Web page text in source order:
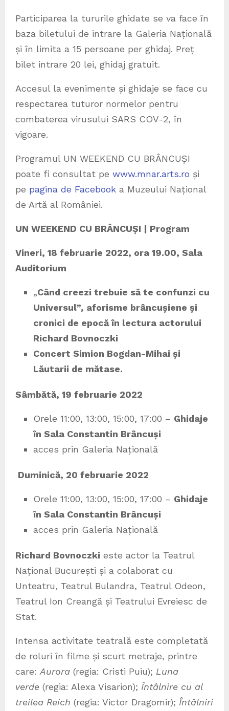
Participarea la tururile ghidate se va face în
baza biletului de intrare la Galeria Națională
și în limita a 15 persoane per ghidaj. Preț
bilet intrare 20 lei, ghidaj gratuit.
Accesul la evenimente și ghidaje se face cu
respectarea tuturor normelor pentru
combaterea virusului SARS COV-2, în
vigoare.
Programul UN WEEKEND CU BRÂNCUȘI
poate fi consultat pe www.mnar.arts.ro și
pe pagina de Facebook a Muzeului Național
de Artă al României.
UN WEEKEND CU BRÂNCUȘI | Program
Vineri, 18 februarie 2022, ora 19.00, Sala
Auditorium
„Când creezi trebuie să te confunzi cu
Universul”, aforisme brâncușiene și
cronici de epocă în lectura actorului
Richard Bovnoczki
Concert Simion Bogdan-Mihai și
Lăutarii de mătase.
Sâmbătă, 19 februarie 2022
Orele 11:00, 13:00, 15:00, 17:00 – Ghidaje
în Sala Constantin Brâncuși
acces prin Galeria Națională
Duminică, 20 februarie 2022
Orele 11:00, 13:00, 15:00, 17:00 – Ghidaje
în Sala Constantin Brâncuși
acces prin Galeria Națională
Richard Bovnoczki este actor la Teatrul
Național București și a colaborat cu
Unteatru, Teatrul Bulandra, Teatrul Odeon,
Teatrul Ion Creangă și Teatrului Evreiesc de
Stat.
Intensa activitate teatrală este completată
de roluri în filme și scurt metraje, printre
care: Aurora (regia: Cristi Puiu); Luna
verde (regia: Alexa Visarion); Întâlnire cu al
treilea Reich (regia: Victor Dragomir); Întâlniri